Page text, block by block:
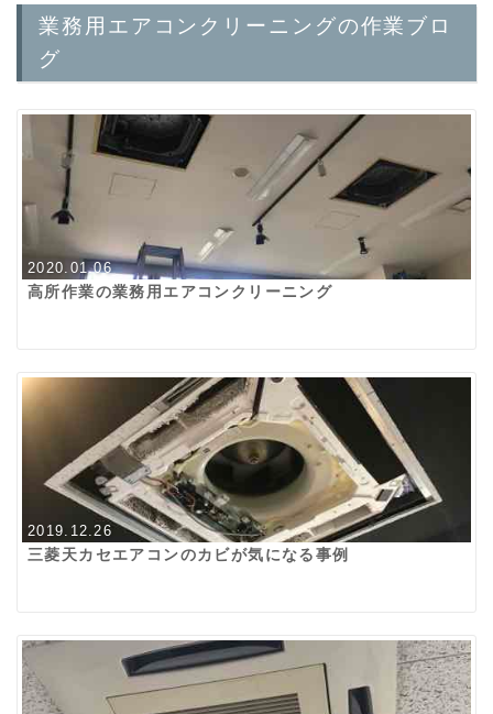
業務用エアコンクリーニングの作業ブロ
グ
2020.01.06
高所作業の業務用エアコンクリーニング
2019.12.26
三菱天カセエアコンのカビが気になる事例